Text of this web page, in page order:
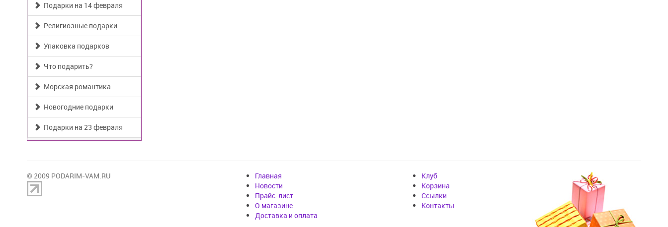
Подарки на 14 февраля
Религиозные подарки
Упаковка подарков
Что подарить?
Морская романтика
Новогодние подарки
Подарки на 23 февраля
© 2009 PODARIM-VAM.RU
Главная
Новости
Прайс-лист
О магазине
Доставка и оплата
Клуб
Корзина
Cсылки
Контакты